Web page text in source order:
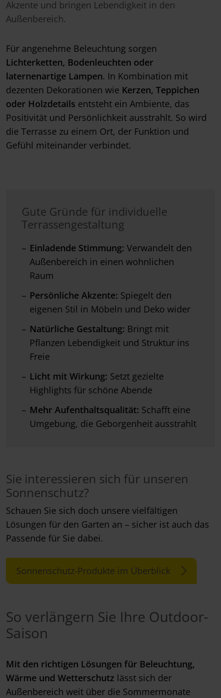
Akzente und bringen Lebendigkeit in den
Außenbereich.
Für angenehme Beleuchtung sorgen
Lichterketten, Bodenleuchten oder
laternenartige Lampen. In Kombination mit
dezenten Dekorationen wie Kerzen, Teppichen
oder Holzdetails entsteht ein Ambiente, das
Positivität und Persönlichkeit ausstrahlt. So wird
die Terrasse zu einem Ort, der Funktion und
Gefühl miteinander verbindet.
Gute Gründe für individuelle
Terrassengestaltung
Einladende Stimmung: Verwandelt den
Außenbereich in einen wohnlichen
Raum
Persönliche Akzente: Spiegelt den
eigenen Stil in Möbeln und Deko wider
Natürliche Gestaltung: Bringt mit
Pflanzen Lebendigkeit und Struktur ins
Freie
Licht mit Wirkung: Setzt gezielte
Highlights für schöne Abende
Mehr Aufenthaltsqualität: Schafft eine
Umgebung, die Geborgenheit ausstrahlt
Sie interessieren sich für unseren
Sonnenschutz?
Schauen Sie sich doch unsere vielfältigen
Lösungen für den Garten an – sicher ist auch das
Passende für Sie dabei.
Sonnenschutz-Produkte im Überblick
So verlängern Sie Ihre Outdoor-
Saison
Mit den richtigen Lösungen für Beleuchtung,
Wärme und Wetterschutz lässt sich der
Außenbereich weit über die Sommermonate